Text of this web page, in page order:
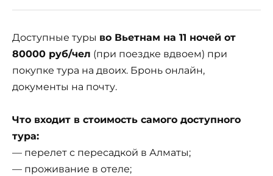
Доступные туры во Вьетнам на 11 ночей от
80000 руб/чел (при поездке вдвоем) при
покупке тура на двоих. Бронь онлайн,
документы на почту.
Что входит в стоимость самого доступного
тура:
— перелет с пересадкой в Алматы;
— проживание в отеле;